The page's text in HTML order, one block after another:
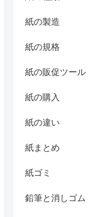
紙の製造
紙の規格
紙の販促ツール
紙の購入
紙の違い
紙まとめ
紙ゴミ
鉛筆と消しゴム